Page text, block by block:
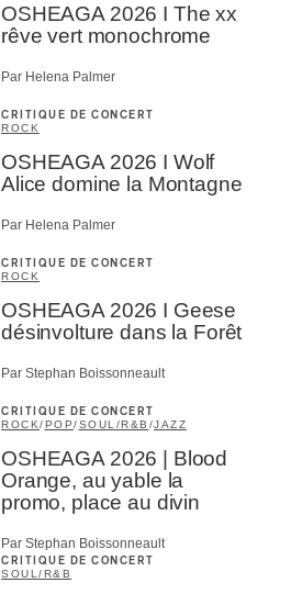
OSHEAGA 2026 I The xx
rêve vert monochrome
Par Helena Palmer
CRITIQUE DE CONCERT
ROCK
OSHEAGA 2026 I Wolf
Alice domine la Montagne
Par Helena Palmer
CRITIQUE DE CONCERT
ROCK
OSHEAGA 2026 I Geese
désinvolture dans la Forêt
Par Stephan Boissonneault
CRITIQUE DE CONCERT
ROCK/ POP/SOUL/R&B /JAZZ
OSHEAGA 2026 | Blood
Orange, au yable la
promo, place au divin
Par Stephan Boissonneault
CRITIQUE DE CONCERT
SOUL/R&B